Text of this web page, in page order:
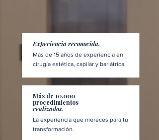
Experiencia reconocida.
Más de 15 años de experiencia en
cirugía estética, capilar y bariátrica.
Más de 10.000
procedimientos
realizados.
La experiencia que mereces para tu
transformación.